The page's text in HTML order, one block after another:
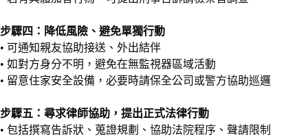
步驟四：降低風險、避免單獨行動
• 可通知親友協助接送、外出結伴
• 如對方身分不明，避免在無監視器區域活動
• 留意住家安全設備，必要時請保全公司或警方協助巡邏
步驟五：尋求律師協助，提出正式法律行動
• 包括撰寫告訴狀、蒐證規劃、協助法院程序、聲請限制